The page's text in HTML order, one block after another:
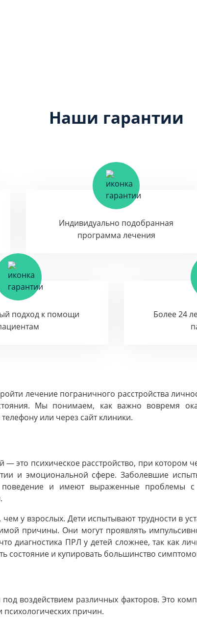
Наши гарантии
Индивидуально подобранная
программа лечения
подход к помощи
Более 24
лечение пограничного расстройства
Мы понимаем, как важно вовремя
или через сайт клиники.
— это психическое расстройство, при котором
и эмоциональной сфере. Заболевшие
и имеют выраженные проблемы с
у взрослых. Дети испытывают трудности в
причины. Они могут проявлять
диагностика ПРЛ у детей сложнее, так как
состояние и купировать большинство
под воздействием различных факторов. Это
психологических причин.